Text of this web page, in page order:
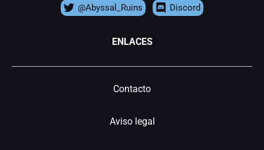
@Abyssal_Ruins Discord
ENLACES
Contacto
Aviso legal